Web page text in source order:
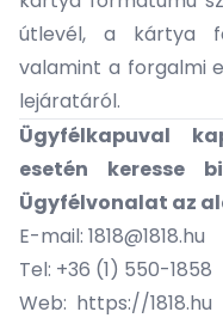
útlevél, a kártya
valamint a forgalmi
lejáratáról.
Ügyfélkapuval
esetén keresse
Ügyfélvonalat az
E-mail: 1818@1818.hu
Tel: +36 (1) 550-1858
Web: https://1818.hu